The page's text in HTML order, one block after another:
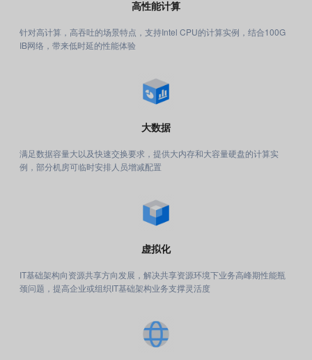
高性能计算
针对高计算，高吞吐的场景特点，支持Intel CPU的计算实例，结合100G
IB网络，带来低时延的性能体验
大数据
满足数据容量大以及快速交换要求，提供大内存和大容量硬盘的计算实
例，部分机房可临时安排人员增减配置
虚拟化
IT基础架构向资源共享方向发展，解决共享资源环境下业务高峰期性能瓶
颈问题，提高企业或组织IT基础架构业务支撑灵活度